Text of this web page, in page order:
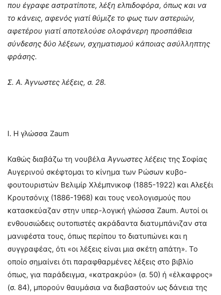
που έγραφε αστρατίποτε, λέξη ελπιδοφόρα, όπως και να
το κάνεις, αφενός γιατί θύμιζε το φως των αστεριών,
αφετέρου γιατί αποτελούσε ολοφάνερη προσπάθεια
σύνδεσης δύο λέξεων, σχηματισμού κάποιας ασύλληπτης
φράσης.
Σ. Α. Άγνωστες λέξεις, σ. 28.
Ι. H γλώσσα Zaum
Καθώς διαβάζω τη νουβέλα Άγνωστες λέξεις της Σοφίας
Αυγερινού σκέφτομαι το κίνημα των Ρώσων κυβο-
φουτουριστών Βελιμίρ Χλέμπνικοφ (1885-1922) και Αλεξέι
Κρουτσόνιχ (1886-1968) και τους νεολογισμούς που
κατασκεύαζαν στην υπερ-λογική γλώσσα Zaum. Αυτοί οι
ενθουσιώδεις ουτοπιστές ακράδαντα διατυμπάνιζαν στα
μανιφέστα τους, όπως περίπου το διατυπώνει και η
συγγραφέας, ότι «οι λέξεις είναι μια σκέτη απάτη». Το
οποίο σημαίνει ότι παραφθαρμένες λέξεις στο βιβλίο
όπως, για παράδειγμα, «κατρακρύο» (σ. 50) ή «έλκαφρος»
(σ. 84), μπορούν θαυμάσια να διαβαστούν ως δάνεια της